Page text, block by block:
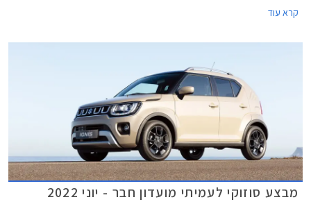
במיסוי ומקילים את ההתניידות בסמטאות הצפופות. בישראל זוכה הדור הנוכחי
קרא עוד
מבצע סוזוקי לעמיתי מועדון חבר - יוני 2022